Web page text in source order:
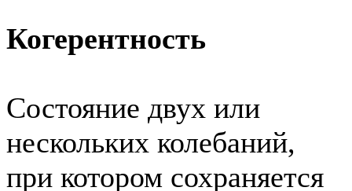
Когерентность
Состояние двух или
нескольких колебаний,
при котором сохраняется